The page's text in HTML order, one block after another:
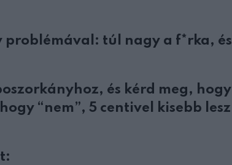
problémával: túl nagy a f*rka, és
és kérd meg, hogy
“nem”, 5 centivel kisebb lesz